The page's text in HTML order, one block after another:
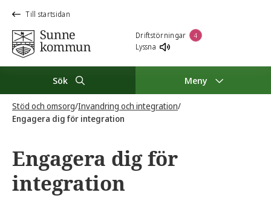
Till startsidan
Driftstörningar 4
Lyssna
Sök Meny
Stöd och omsorg/Invandring och integration/
Engagera dig för integration
Engagera dig för
integration